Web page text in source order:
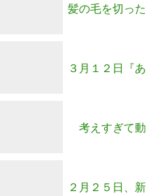
髪の毛を切っ
３月１２日『
案内
考えすぎて
と勉」開催！
２月２５日、